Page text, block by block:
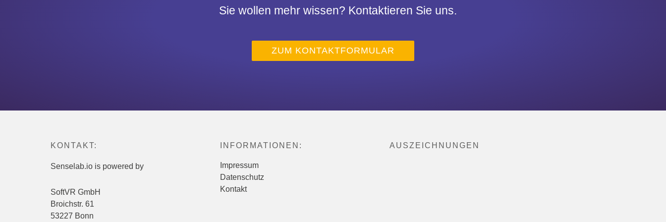
Sie wollen mehr wissen? Kontaktieren Sie uns.
ZUM KONTAKTFORMULAR
KONTAKT:
Senselab.io is powered by
SoftVR GmbH
Broichstr. 61
53227 Bonn
INFORMATIONEN:
Impressum
Datenschutz
Kontakt
AUSZEICHNUNGEN